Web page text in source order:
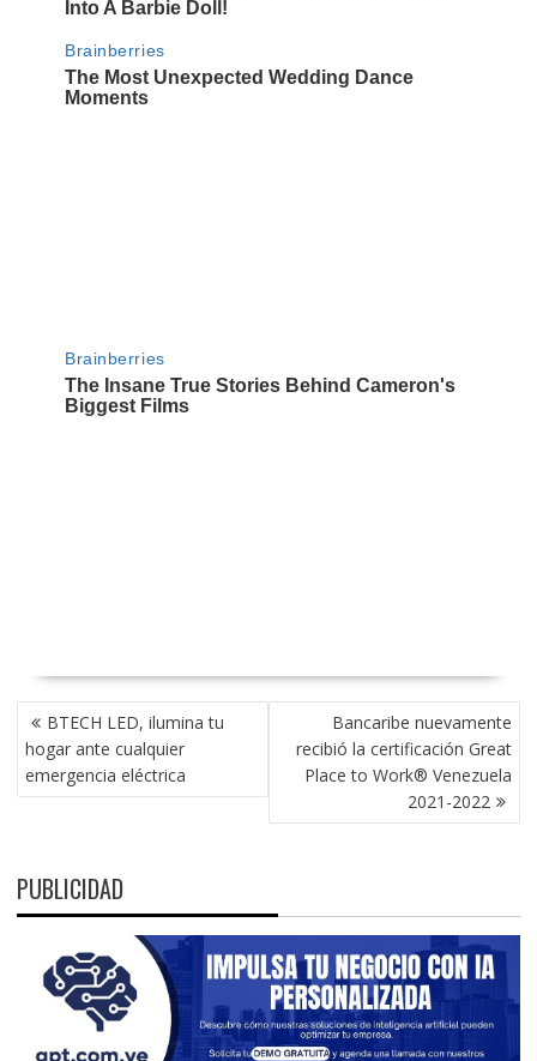
NAVEGACIÓN
DE
ENTRADAS
BTECH LED, ilumina tu
hogar ante cualquier
emergencia eléctrica
Bancaribe nuevamente
recibió la certificación Great
Place to Work® Venezuela
2021-2022
PUBLICIDAD